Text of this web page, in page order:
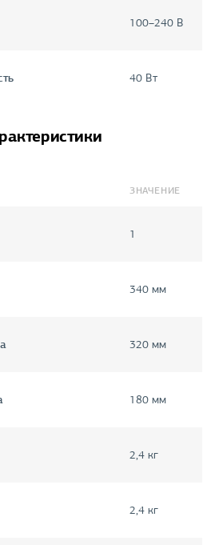
100–240 В
40 Вт
ЗНАЧЕНИЕ
1
340 мм
320 мм
180 мм
2,4 кг
2,4 кг